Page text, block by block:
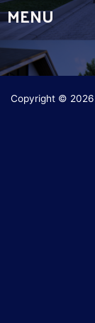
MENU
Copyright © 2026